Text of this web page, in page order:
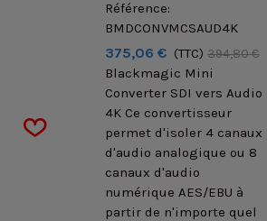
Référence:
BMDCONVMCSAUD4K
375,06 € (TTC) 394,80 €
Blackmagic Mini
Converter SDI vers Audio
4K Ce convertisseur
permet d'isoler 4 canaux
d'audio analogique ou 8
canaux d'audio
numérique AES/EBU à
partir de n'importe quel